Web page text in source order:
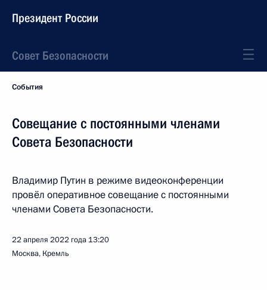
Президент России
Совет Безопасности
События
Совещание с постоянными членами
Совета Безопасности
Владимир Путин в режиме видеоконференции
провёл оперативное совещание с постоянными
членами Совета Безопасности.
22 апреля 2022 года 13:20
Москва, Кремль